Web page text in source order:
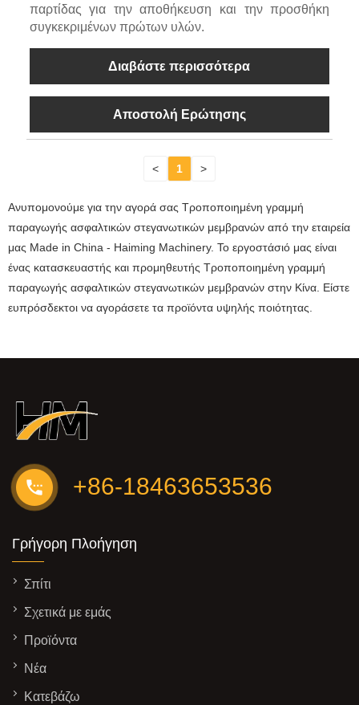
παρτίδας για την αποθήκευση και την προσθήκη
συγκεκριμένων πρώτων υλών.
Διαβάστε περισσότερα
Αποστολή Ερώτησης
< 1 >
Ανυπομονούμε για την αγορά σας Τροποποιημένη γραμμή
παραγωγής ασφαλτικών στεγανωτικών μεμβρανών από την εταιρεία
μας Made in China - Haiming Machinery. Το εργοστάσιό μας είναι
ένας κατασκευαστής και προμηθευτής Τροποποιημένη γραμμή
παραγωγής ασφαλτικών στεγανωτικών μεμβρανών στην Κίνα. Είστε
ευπρόσδεκτοι να αγοράσετε τα προϊόντα υψηλής ποιότητας.
+86-18463653536
Γρήγορη Πλοήγηση
Σπίτι
Σχετικά με εμάς
Προϊόντα
Νέα
Κατεβάζω